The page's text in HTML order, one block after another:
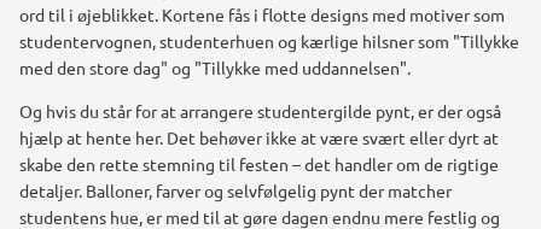
ord til i øjeblikket. Kortene fås i flotte designs med motiver som
studentervognen, studenterhuen og kærlige hilsner som "Tillykke
med den store dag" og "Tillykke med uddannelsen".
Og hvis du står for at arrangere studentergilde pynt, er der også
hjælp at hente her. Det behøver ikke at være svært eller dyrt at
skabe den rette stemning til festen – det handler om de rigtige
detaljer. Balloner, farver og selvfølgelig pynt der matcher
studentens hue, er med til at gøre dagen endnu mere festlig og